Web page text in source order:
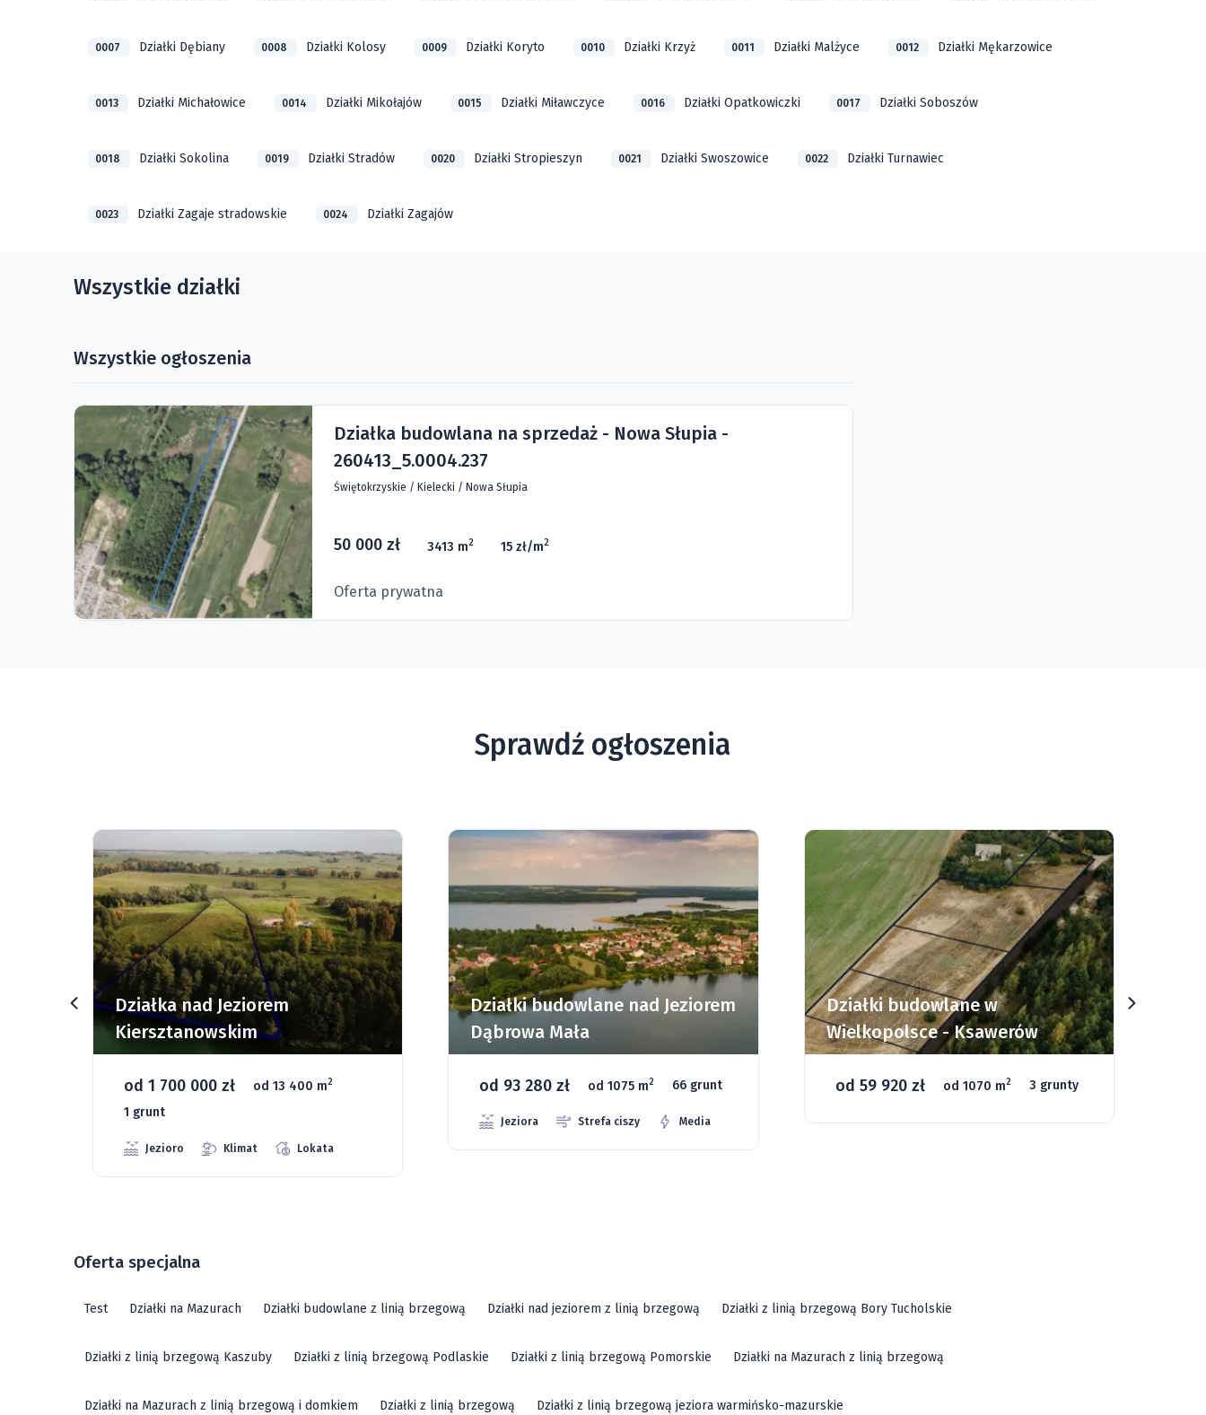
0007 Działki Dębiany 0008 Działki Kolosy 0009 Działki Koryto 0010 Działki Krzyż 0011 Działki Malżyce 0012 Działki Mękarzowice
0013 Działki Michałowice 0014 Działki Mikołajów 0015 Działki Miławczyce 0016 Działki Opatkowiczki 0017 Działki Soboszów
0018 Działki Sokolina 0019 Działki Stradów 0020 Działki Stropieszyn 0021 Działki Swoszowice 0022 Działki Turnawiec
0023 Działki Zagaje stradowskie 0024 Działki Zagajów
Wszystkie działki
Wszystkie ogłoszenia
Działka budowlana na sprzedaż - Nowa Słupia -
260413_5.0004.237
Świętokrzyskie / Kielecki / Nowa Słupia
50 000 zł 3413 m2 15 zł/m2
Oferta prywatna
Sprawdź ogłoszenia
Działka nad Jeziorem
Kiersztanowskim
od 1 700 000 zł od 13 400 m2
1 grunt
Jezioro Klimat Lokata
Działki budowlane nad Jeziorem
Dąbrowa Mała
od 93 280 zł od 1075 m2 66 grunt
Jeziora Strefa ciszy Media
Działki budowlane w
Wielkopolsce - Ksawerów
od 59 920 zł od 1070 m2 3 grunty
Oferta specjalna
Test Działki na Mazurach Działki budowlane z linią brzegową Działki nad jeziorem z linią brzegową Działki z linią brzegową Bory Tucholskie
Działki z linią brzegową Kaszuby Działki z linią brzegową Podlaskie Działki z linią brzegową Pomorskie Działki na Mazurach z linią brzegową
Działki na Mazurach z linią brzegową i domkiem Działki z linią brzegową Działki z linią brzegową jeziora warmińsko-mazurskie